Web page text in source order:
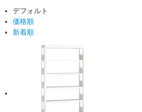
デフォルト
価格順
新着順